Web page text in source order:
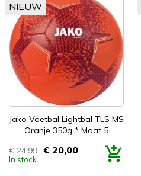
Jako Voetbal Lightbal TLS MS
Oranje 350g * Maat 5
Prijs
€ 24,99 € 20,00
In stock
NIEUW